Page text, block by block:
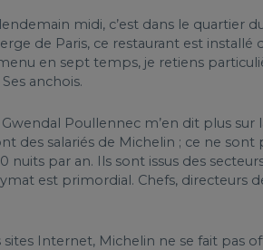
midi, c’est dans le quartier
de Paris, ce restaurant est
en sept temps, je retiens
anchois.
Poullennec m’en dit plus
des salariés de Michelin ; ce ne
nuits par an. Ils sont issus des
est primordial. Chefs, directeurs
sites Internet, Michelin ne se fait pas